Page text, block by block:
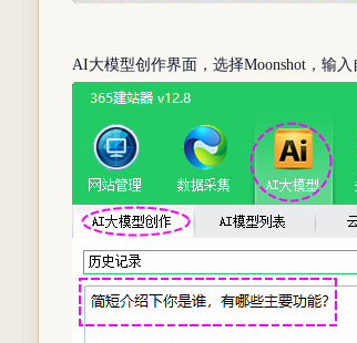
AI大模型创作界面，选择Moonshot，输